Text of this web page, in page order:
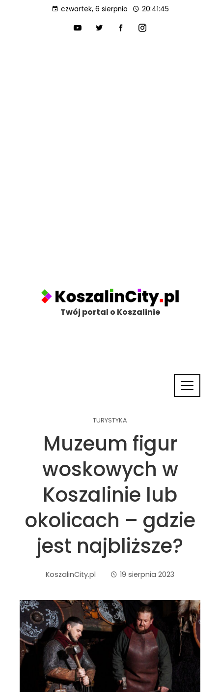
czwartek, 6 sierpnia 20:41:46
Twój portal o Koszalinie
TURYSTYKA
Muzeum figur
woskowych w
Koszalinie lub
okolicach – gdzie
jest najbliższe?
KoszalinCity.pl 19 sierpnia 2023